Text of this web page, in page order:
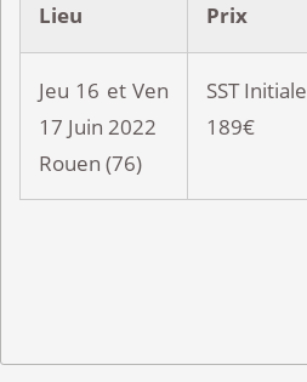
Lieu
Prix
Jeu 16 et Ven
17 Juin 2022
Rouen (76)
SST Initiale
189€